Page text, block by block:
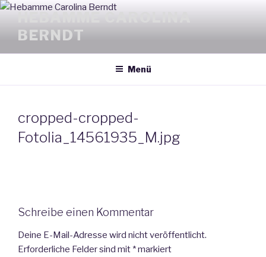
Zum
springen
BERNDT
Menü
cropped-cropped-
Fotolia_14561935_M.jpg
Schreibe einen Kommentar
Deine E-Mail-Adresse wird nicht veröffentlicht.
Erforderliche Felder sind mit *markiert